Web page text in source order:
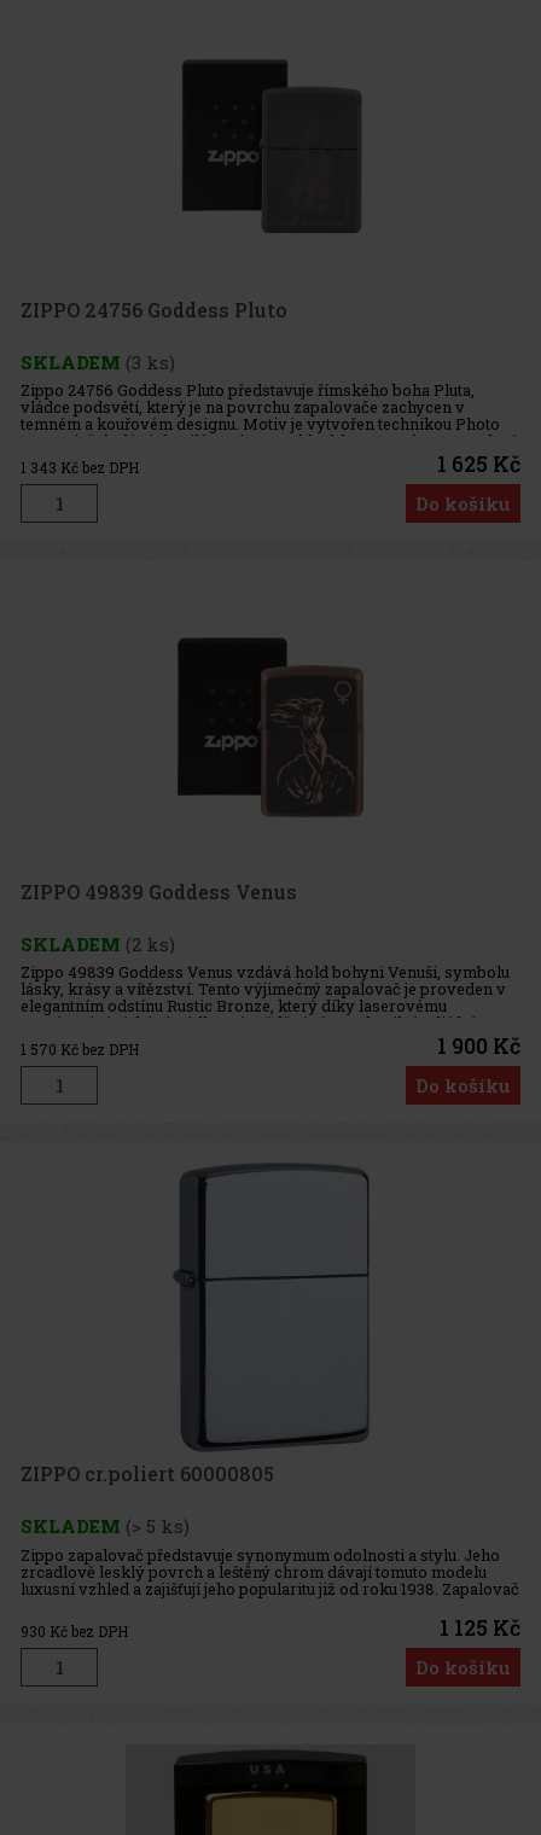
ZIPPO 24756 Goddess Pluto
SKLADEM (3 ks)
Zippo 24756 Goddess Pluto představuje římského boha Pluta,
vládce podsvětí, který je na povrchu zapalovače zachycen v
temném a kouřovém designu. Motiv je vytvořen technikou Photo
Image, jež dodává detailům tajemnou hloubku. Povrch v provedení
High Po
1 343 Kč bez DPH 1 625 Kč
Do košíku
ZIPPO 49839 Goddess Venus
SKLADEM (2 ks)
Zippo 49839 Goddess Venus vzdává hold bohyni Venuši, symbolu
lásky, krásy a vítězství. Tento výjimečný zapalovač je proveden v
elegantním odstínu Rustic Bronze, který díky laserovému
gravírování získává nádherné měděné tóny a detailní reliéfní
vzhled
1 570 Kč bez DPH 1 900 Kč
Do košíku
ZIPPO cr.poliert 60000805
SKLADEM (> 5 ks)
Zippo zapalovač představuje synonymum odolnosti a stylu. Jeho
zrcadlově lesklý povrch a leštěný chrom dávají tomuto modelu
luxusní vzhled a zajišťují jeho popularitu již od roku 1938. Zapalovač
má celokovovou konstrukci a je navržen tak, aby odolával
930 Kč bez DPH 1 125 Kč
Do košíku